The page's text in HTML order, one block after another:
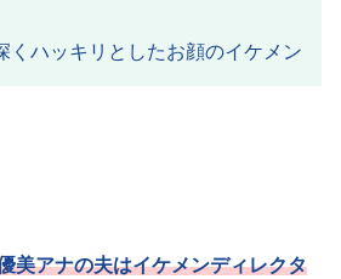
くハッキリとしたお顔のイケメン
美アナの夫はイケメンディレクタ